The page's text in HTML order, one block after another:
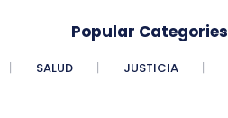
Popular Categories
SALUD JUSTICIA